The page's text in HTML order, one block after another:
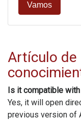
Vamos
Artículo de
Is it compatible
Yes, it will open
previous version of